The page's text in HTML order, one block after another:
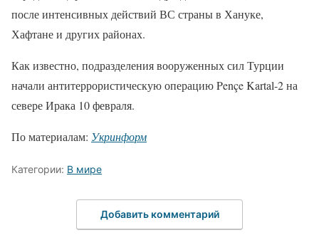
после интенсивных действий ВС страны в Хануке,
Хафтане и других районах.
Как известно, подразделения вооруженных сил Турции
начали антитеррористическую операцию Pençe Kartal-2 на
севере Ирака 10 февраля.
По материалам: Укринформ
Категории: В мире
Добавить комментарий